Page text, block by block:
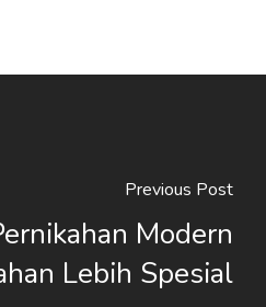
Previous Post
Modern
Lebih Spesial